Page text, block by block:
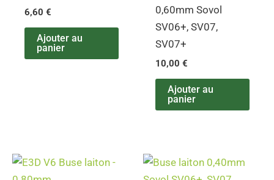
6,60€
Ajouter au
panier
0,60mm Sovol
SV06+, SV07,
SV07+
10,00€
Ajouter au
panier